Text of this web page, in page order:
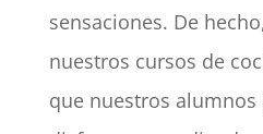
sensaciones. De
nuestros cursos de
que nuestros